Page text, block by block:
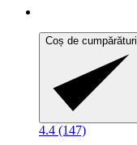
Coș de cumpărături
4.4 (147)